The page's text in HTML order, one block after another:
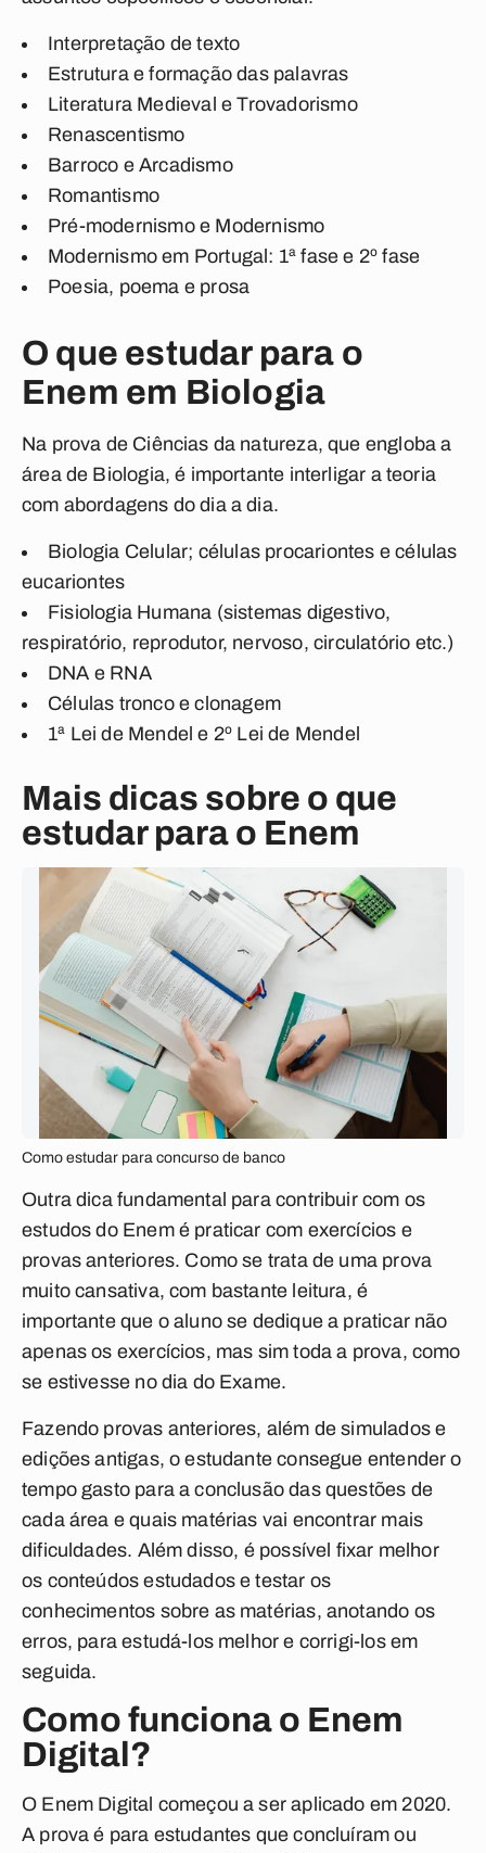
Interpretação de texto
Estrutura e formação das palavras
Literatura Medieval e Trovadorismo
Renascentismo
Barroco e Arcadismo
Romantismo
Pré-modernismo e Modernismo
Modernismo em Portugal: 1ª fase e 2º fase
Poesia, poema e prosa
O que estudar para o
Enem em Biologia
Na prova de Ciências da natureza, que engloba a
área de Biologia, é importante interligar a teoria
com abordagens do dia a dia.
Biologia Celular; células procariontes e células
eucariontes
Fisiologia Humana (sistemas digestivo,
respiratório, reprodutor, nervoso, circulatório etc.)
DNA e RNA
Células tronco e clonagem
1ª Lei de Mendel e 2º Lei de Mendel
Mais dicas sobre o que
estudar para o Enem
Como estudar para concurso de banco
Outra dica fundamental para contribuir com os
estudos do Enem é praticar com exercícios e
provas anteriores. Como se trata de uma prova
muito cansativa, com bastante leitura, é
importante que o aluno se dedique a praticar não
apenas os exercícios, mas sim toda a prova, como
se estivesse no dia do Exame.
Fazendo provas anteriores, além de simulados e
edições antigas, o estudante consegue entender o
tempo gasto para a conclusão das questões de
cada área e quais matérias vai encontrar mais
dificuldades. Além disso, é possível fixar melhor
os conteúdos estudados e testar os
conhecimentos sobre as matérias, anotando os
erros, para estudá-los melhor e corrigi-los em
seguida.
Como funciona o Enem
Digital?
O Enem Digital começou a ser aplicado em 2020.
A prova é para estudantes que concluíram ou